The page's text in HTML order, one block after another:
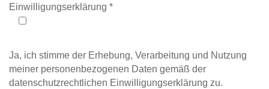
Einwilligungserklärung *
Ja, ich stimme der Erhebung, Verarbeitung und Nutzung
meiner personenbezogenen Daten gemäß der
datenschutzrechtlichen Einwilligungserklärung zu.